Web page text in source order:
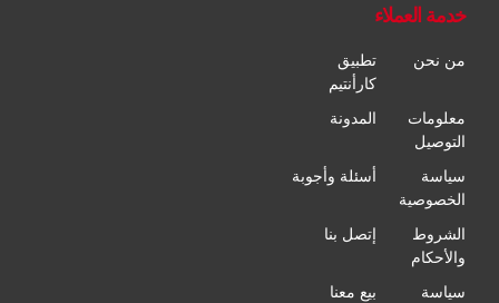
خدمة العملاء
من نحن
تطبيق
كارأنتيم
معلومات
التوصيل
المدونة
سياسة
الخصوصية
أسئلة وأجوبة
الشروط
والأحكام
إتصل بنا
سياسة بيع معنا